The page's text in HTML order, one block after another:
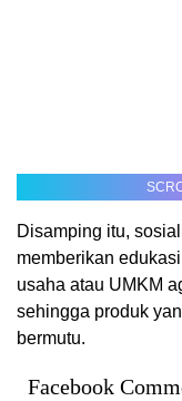
Disamping itu,
memberikan
usaha atau UMKM
sehingga produk
bermutu.
Facebook